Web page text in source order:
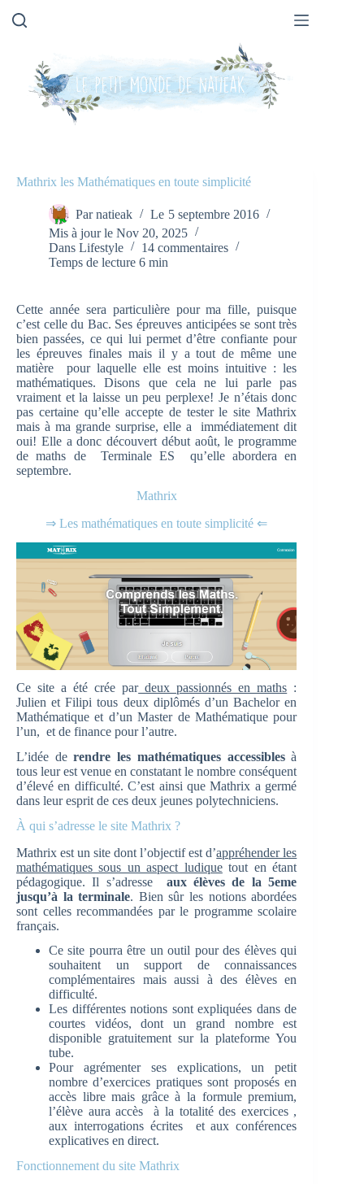
Mathrix les Mathématiques en toute simplicité
Par natieak Le 5 septembre 2016
Mis à jour le Nov 20, 2025
Dans Lifestyle
14 commentaires
Temps de lecture 6 min
Cette année sera particulière pour ma fille, puisque
c’est celle du Bac. Ses épreuves anticipées se sont très
bien passées, ce qui lui permet d’être confiante pour
les épreuves finales mais il y a tout de même une
matière pour laquelle elle est moins intuitive : les
mathématiques. Disons que cela ne lui parle pas
vraiment et la laisse un peu perplexe! Je n’étais donc
pas certaine qu’elle accepte de tester le site Mathrix
mais à ma grande surprise, elle a immédiatement dit
oui! Elle a donc découvert début août, le programme
de maths de Terminale ES qu’elle abordera en
septembre.
Mathrix
⇒ Les mathématiques en toute simplicité ⇐
Ce site a été crée pardeux passionnés en maths :
Julien et Filipi tous deux diplômés d’un Bachelor en
Mathématique et d’un Master de Mathématique pour
l’un, et de finance pour l’autre.
L’idée derendre les mathématiques accessiblesà
tous leur est venue en constatant le nombre conséquent
d’élevé en difficulté. C’est ainsi que Mathrix a germé
dans leur esprit de ces deux jeunes polytechniciens.
À qui s’adresse le site Mathrix ?
Mathrix est un site dont l’objectif est d’appréhender les
mathématiques sous un aspect ludiquetout en étant
pédagogique. Il s’adresse aux élèves de la 5eme
jusqu’à la terminale. Bien sûr les notions abordées
sont celles recommandées par le programme scolaire
français.
Ce site pourra être un outil pour des élèves qui
souhaitent un support de connaissances
complémentaires mais aussi à des élèves en
difficulté.
Les différentes notions sont expliquées dans de
courtes vidéos, dont un grand nombre est
disponible gratuitement sur la plateforme You
tube.
Pour agrémenter ses explications, un petit
nombre d’exercices pratiques sont proposés en
accès libre mais grâce à la formule premium,
l’élève aura accès à la totalité des exercices ,
aux interrogations écrites et aux conférences
explicatives en direct.
Fonctionnement du site Mathrix